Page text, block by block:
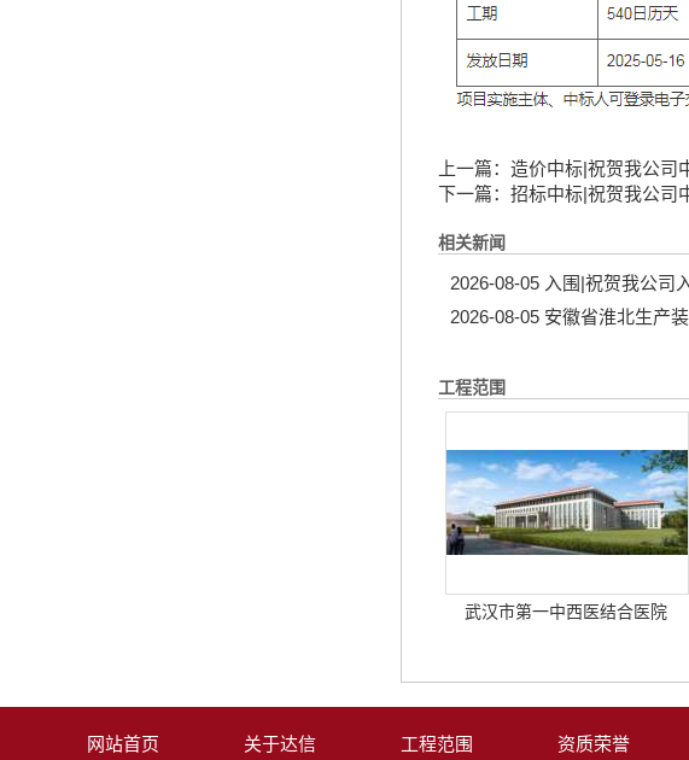
上一篇： 造价中标|祝贺我公司
下一篇： 招标中标|祝贺我公司
相关新闻
2026-08-05 入围|祝贺我公司入围湖北省潜江市农业发展
2026-08-05 安徽省淮北生产装备分
工程范围
武汉市第一中西医结合医院
网站首页 关于达信 工程范围 资质荣誉